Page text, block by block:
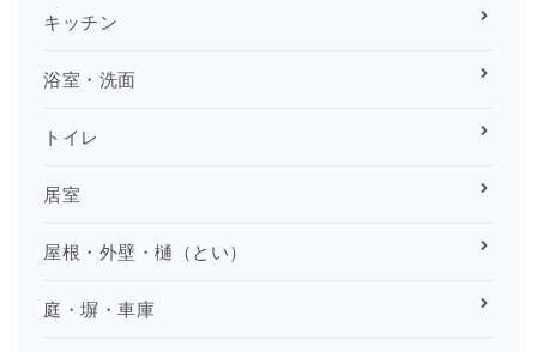
キッチン
浴室・洗面
トイレ
居室
屋根・外壁・樋（とい）
庭・塀・車庫